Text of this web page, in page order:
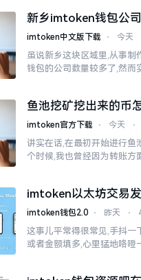
时隔多年
新乡imtoken钱包公
吗？普通人怎么避坑
imtoken中文版下载 ⋅ 今天
虽说新乡这块区域里,从事制
钱包的公司数量较多了,然而
予协助进行操作的
鱼池挖矿挖出来的币
imtoken钱包？
imtoken官方下载 ⋅ 今天 ⋅
讲实在话,在最初开始进行鱼
个时候,我也曾经因为转账方
为畅快
imtoken以太坊交易
整？取消方法告诉你
imtoken钱包2.0 ⋅ 昨天 ⋅
这事儿平常得很常见,手抖一
或者金额填多,心里猛地咯噔